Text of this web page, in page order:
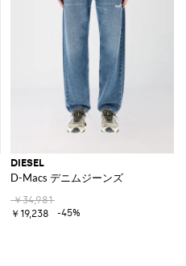
DIESEL
D-Macs デニムジーンズ
￥34,981
￥19,238
-45%